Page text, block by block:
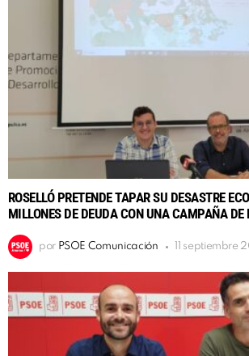
ROSELLÓ PRETENDE TAPAR SU DESASTRE
MILLONES DE DEUDA CON UNA CAMPAÑA DE
por PSOE Comunicación 11 septiembre